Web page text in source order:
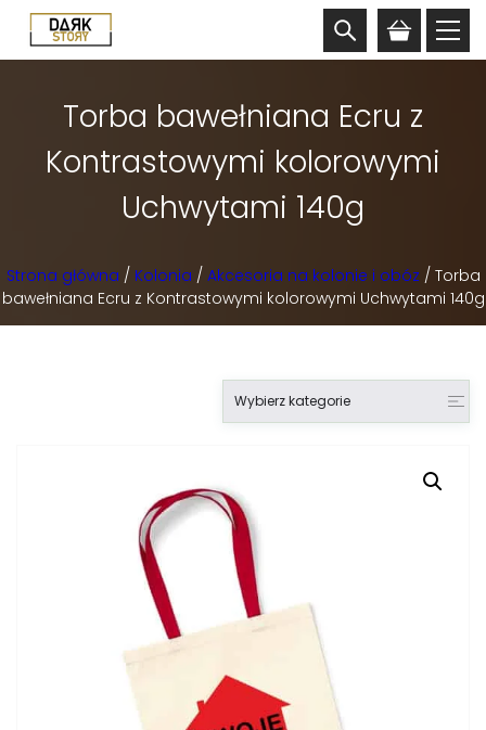
Torba bawełniana Ecru z
Kontrastowymi kolorowymi
Uchwytami 140g
Strona główna / Kolonia / Akcesoria na kolonie i obóz / Torba
bawełniana Ecru z Kontrastowymi kolorowymi Uchwytami 140g
Wybierz kategorie